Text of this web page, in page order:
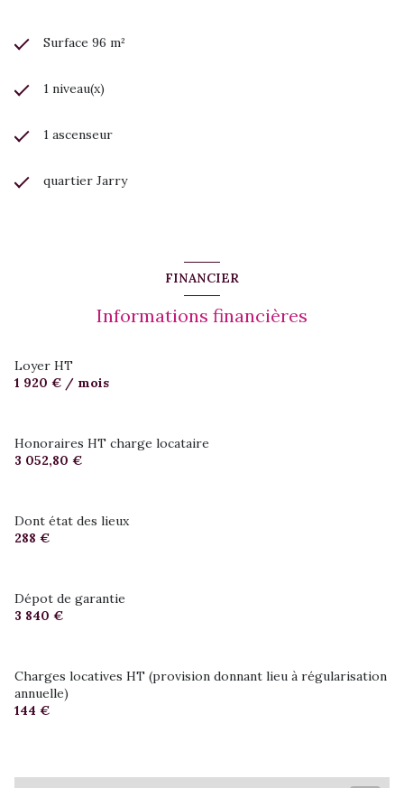
Installez votre activité dans un environnement professionnel
qui reflète l'excellence de votre savoir-faire.
une visite, contactez :
Surface 96 m²
1 niveau(x)
1 ascenseur
quartier Jarry
FINANCIER
Informations financières
Loyer HT
1 920 € / mois
Honoraires HT charge locataire
3 052,80 €
Dont état des lieux
288 €
Dépot de garantie
3 840 €
Charges locatives HT (provision donnant lieu à régularisation
annuelle)
144 €